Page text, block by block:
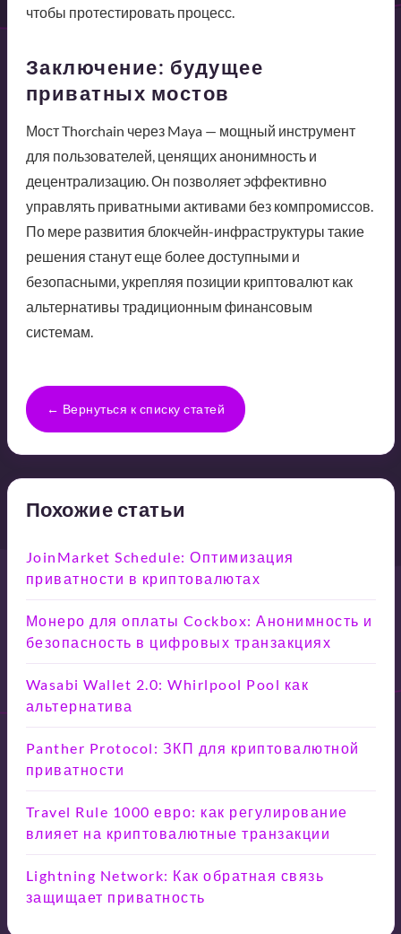
чтобы протестировать процесс.
Заключение: будущее
приватных мостов
Мост Thorchain через Maya — мощный инструмент
для пользователей, ценящих анонимность и
децентрализацию. Он позволяет эффективно
управлять приватными активами без компромиссов.
По мере развития блокчейн-инфраструктуры такие
решения станут еще более доступными и
безопасными, укрепляя позиции криптовалют как
альтернативы традиционным финансовым
системам.
← Вернуться к списку статей
Похожие статьи
JoinMarket Schedule: Оптимизация
приватности в криптовалютах
Монеро для оплаты Cockbox: Анонимность и
безопасность в цифровых транзакциях
Wasabi Wallet 2.0: Whirlpool Pool как
альтернатива
Panther Protocol: ЗКП для криптовалютной
приватности
Travel Rule 1000 евро: как регулирование
влияет на криптовалютные транзакции
Lightning Network: Как обратная связь
защищает приватность